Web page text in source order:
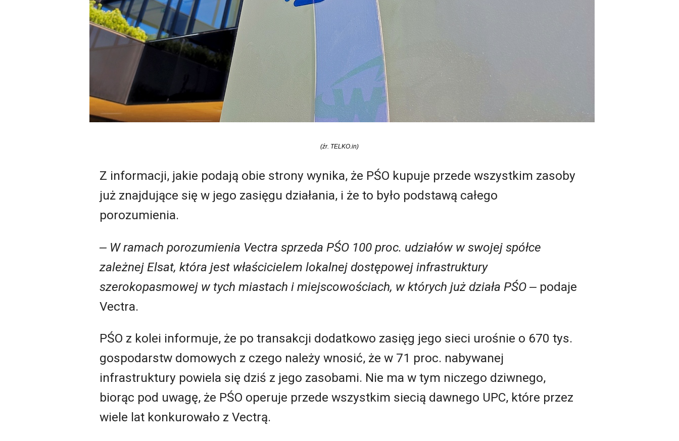
(źr. TELKO.in)
Z informacji, jakie podają obie strony wynika, że PŚO kupuje przede wszystkim zasoby
już znajdujące się w jego zasięgu działania, i że to było podstawą całego
porozumienia.
‒ W ramach porozumienia Vectra sprzeda PŚO 100 proc. udziałów w swojej spółce
zależnej Elsat, która jest właścicielem lokalnej dostępowej infrastruktury
szerokopasmowej w tych miastach i miejscowościach, w których już działa PŚO ‒ podaje
Vectra.
PŚO z kolei informuje, że po transakcji dodatkowo zasięg jego sieci urośnie o 670 tys.
gospodarstw domowych z czego należy wnosić, że w 71 proc. nabywanej
infrastruktury powiela się dziś z jego zasobami. Nie ma w tym niczego dziwnego,
biorąc pod uwagę, że PŚO operuje przede wszystkim siecią dawnego UPC, które przez
wiele lat konkurowało z Vectrą.